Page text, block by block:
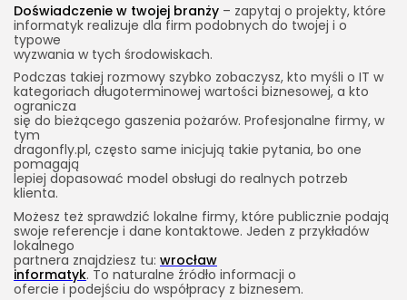
Doświadczenie w twojej branży – zapytaj o projekty, które
informatyk realizuje dla firm podobnych do twojej i o
typowe
wyzwania w tych środowiskach.
Podczas takiej rozmowy szybko zobaczysz, kto myśli o IT w
kategoriach długoterminowej wartości biznesowej, a kto
ogranicza
się do bieżącego gaszenia pożarów. Profesjonalne firmy, w
tym
dragonfly.pl, często same inicjują takie pytania, bo one
pomagają
lepiej dopasować model obsługi do realnych potrzeb
klienta.
Możesz też sprawdzić lokalne firmy, które publicznie podają
swoje referencje i dane kontaktowe. Jeden z przykładów
lokalnego
partnera znajdziesz tu: wrocław
informatyk. To naturalne źródło informacji o
ofercie i podejściu do współpracy z biznesem.